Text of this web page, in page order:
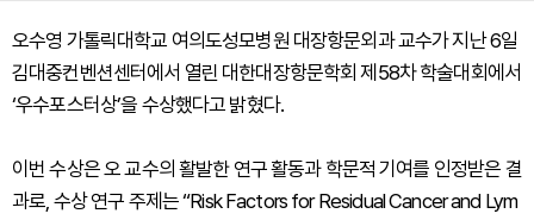
오수영 가톨릭대학교 여의도성모병원 대장항문외과 교수가 지난 6일
김대중컨벤션센터에서 열린 대한대장항문학회 제58차 학술대회에서
‘우수포스터상’을 수상했다고 밝혔다.
이번 수상은 오 교수의 활발한 연구 활동과 학문적 기여를 인정받은 결
과로, 수상 연구 주제는 “Risk Factors for Residual Cancer and Lym